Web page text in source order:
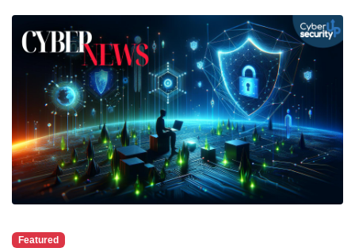
Featured